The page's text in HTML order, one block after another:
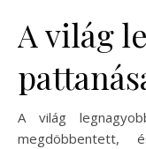
A világ
A világ